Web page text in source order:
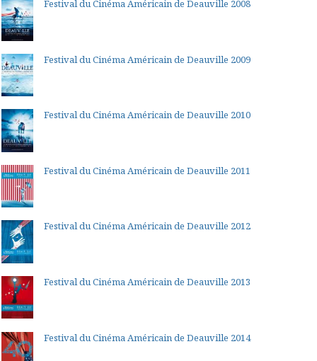
Festival du Cinéma Américain de Deauville 2008
Festival du Cinéma Américain de Deauville 2009
Festival du Cinéma Américain de Deauville 2010
Festival du Cinéma Américain de Deauville 2011
Festival du Cinéma Américain de Deauville 2012
Festival du Cinéma Américain de Deauville 2013
Festival du Cinéma Américain de Deauville 2014